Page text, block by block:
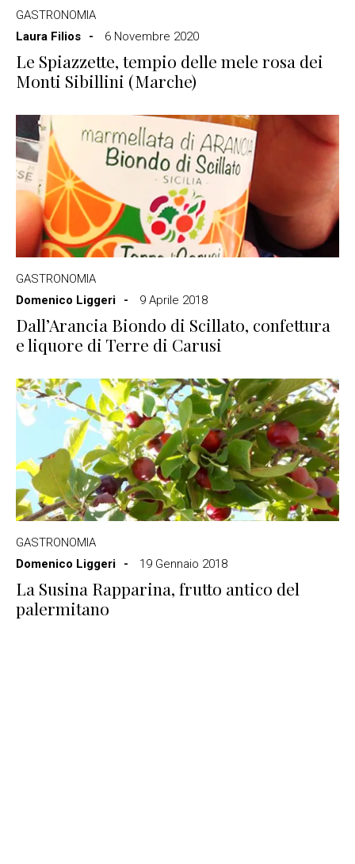
GASTRONOMIA
Laura Filios
6 Novembre 2020
Le Spiazzette, tempio delle mele rosa dei
Monti Sibillini (Marche)
GASTRONOMIA
Domenico Liggeri
9 Aprile 2018
Dall’Arancia Biondo di Scillato, confettura
e liquore di Terre di Carusi
GASTRONOMIA
Domenico Liggeri
19 Gennaio 2018
La Susina Rapparina, frutto antico del
palermitano